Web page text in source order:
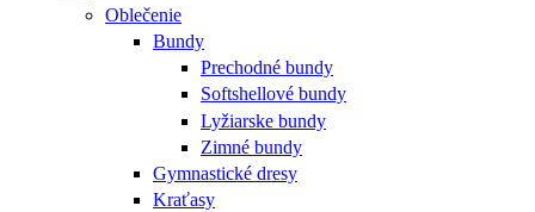
Oblečenie
Bundy
Prechodné bundy
Softshellové bundy
Lyžiarske bundy
Zimné bundy
Gymnastické dresy
Kraťasy